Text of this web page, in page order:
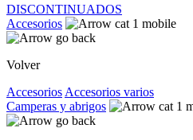
DISCONTINUADOS
Accesorios
Volver
Accesorios Accesorios varios
Camperas y abrigos